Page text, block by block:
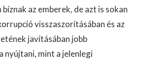
az emberek, de azt is sokan
visszaszorításában és az
javításában jobb
mint a jelenlegi